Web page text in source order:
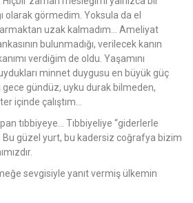
olarak görmedim. Yoksula da el
uzak kalmadım… Ameliyat
bulunmadığı, verilecek kanın
verdiğim de oldu. Yaşamını
minnet duygusu en büyük güç
gece gündüz, uyku durak bilmeden,
içinde çalıştım…
tıbbiyeye… Tıbbiyeliye “giderlerle
Bu güzel yurt, bu kadersiz coğrafya bizim
sevgisiyle yanıt vermiş ülkemin